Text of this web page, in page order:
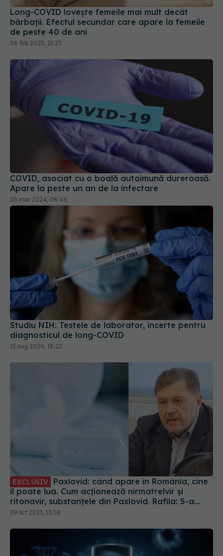
de peste 40 de ani
06 feb 2025, 21:25
COVID, asociat cu o boală autoimună dureroasă.
Apare la peste un an de la infectare
05 mar 2024, 08:46
Studiu NIH: Testele de laborator, incerte pentru
diagnosticul de long-COVID
15 aug 2024, 18:22
EXCLUSIV
Paxlovid: când apare în România, cine
îl poate lua. Cum acționează nirmatrelvir și
ritonavir, substanțele din Paxlovid. Rafila: S-a
semnat contractul. Va fi disponibil la
recomandarea medicului
09 oct 2023, 13:08